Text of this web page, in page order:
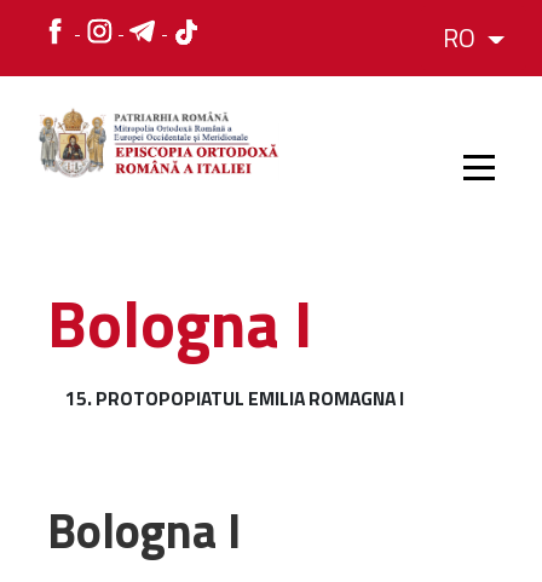
RO
ISTORIC
ORGANIZAREA
Bologna I
15. PROTOPOPIATUL EMILIA ROMAGNA I
Bologna I